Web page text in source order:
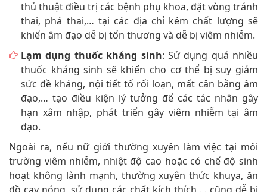
Lạm dụng thuốc kháng sinh: Sử dụng quá nhiều
thuốc kháng sinh sẽ khiến cho cơ thể bị suy giảm
sức đề kháng, nội tiết tố rối loạn, mất cân bằng âm
đạo,… tạo điều kiện lý tưởng để các tác nhân gây
hạn xâm nhập, phát triển gây viêm nhiễm tại âm
đạo.
Ngoài ra, nếu nữ giới thường xuyên làm việc tại môi
trường viêm nhiễm, nhiệt độ cao hoặc có chế độ sinh
hoạt không lành mạnh, thường xuyên thức khuya, ăn
đồ cay nóng, sử dụng các chất kích thích,… cũng dễ bị
viêm âm đạo.